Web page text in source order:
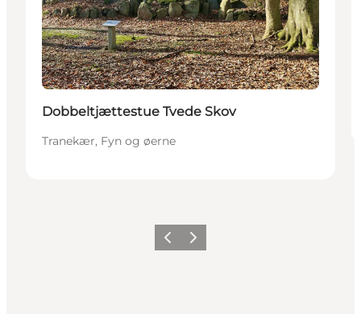
Dobbeltjættestue Tvede Skov
Tranekær, Fyn og øerne
ForrigeNæste